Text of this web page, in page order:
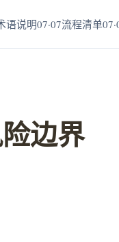
语说明07·07流程清单
边界